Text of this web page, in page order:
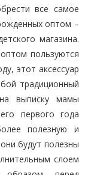
все самое
оптом –
магазина.
пользуются
этот аксессуар
традиционный
выписку мамы
первого года
полезную и
будут полезны
слоем